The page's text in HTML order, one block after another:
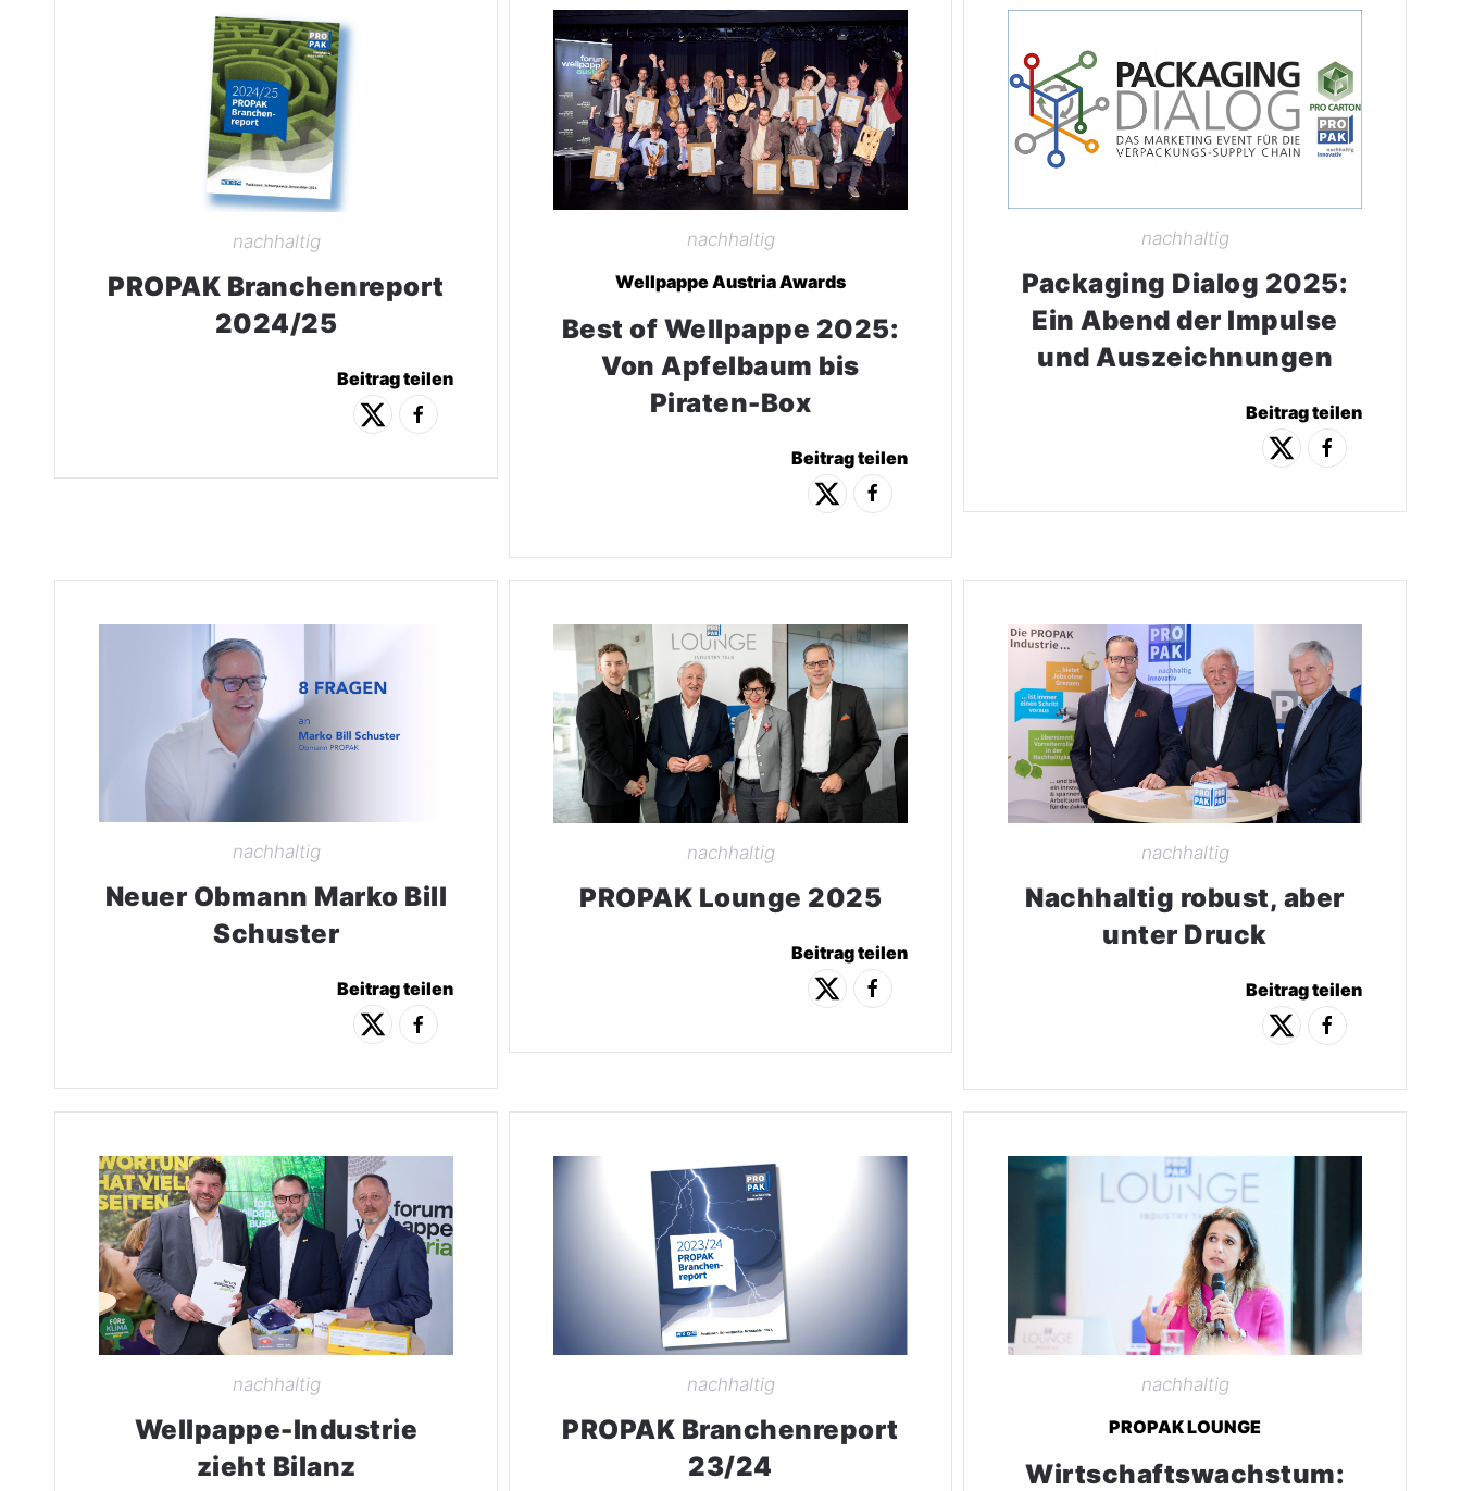
nachhaltig
PROPAK Branchenreport
2024/25
Beitrag teilen
nachhaltig
Wellpappe Austria Awards
Best of Wellpappe 2025:
Von Apfelbaum bis
Piraten-Box
Beitrag teilen
nachhaltig
Packaging Dialog 2025:
Ein Abend der Impulse
und Auszeichnungen
Beitrag teilen
nachhaltig
Neuer Obmann Marko Bill
Schuster
Beitrag teilen
nachhaltig
PROPAK Lounge 2025
Beitrag teilen
nachhaltig
Nachhaltig robust, aber
unter Druck
Beitrag teilen
nachhaltig
Wellpappe-Industrie
zieht Bilanz
nachhaltig
PROPAK Branchenreport
23/24
nachhaltig
PROPAK LOUNGE
Wirtschaftswachstum: